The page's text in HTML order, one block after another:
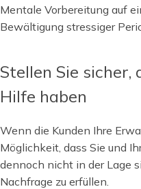
Mentale Vorbereitung auf
Bewältigung stressiger
Stellen Sie sicher,
Hilfe haben
Wenn die Kunden Ihre
Möglichkeit, dass Sie und
dennoch nicht in der Lage
Nachfrage zu erfüllen.